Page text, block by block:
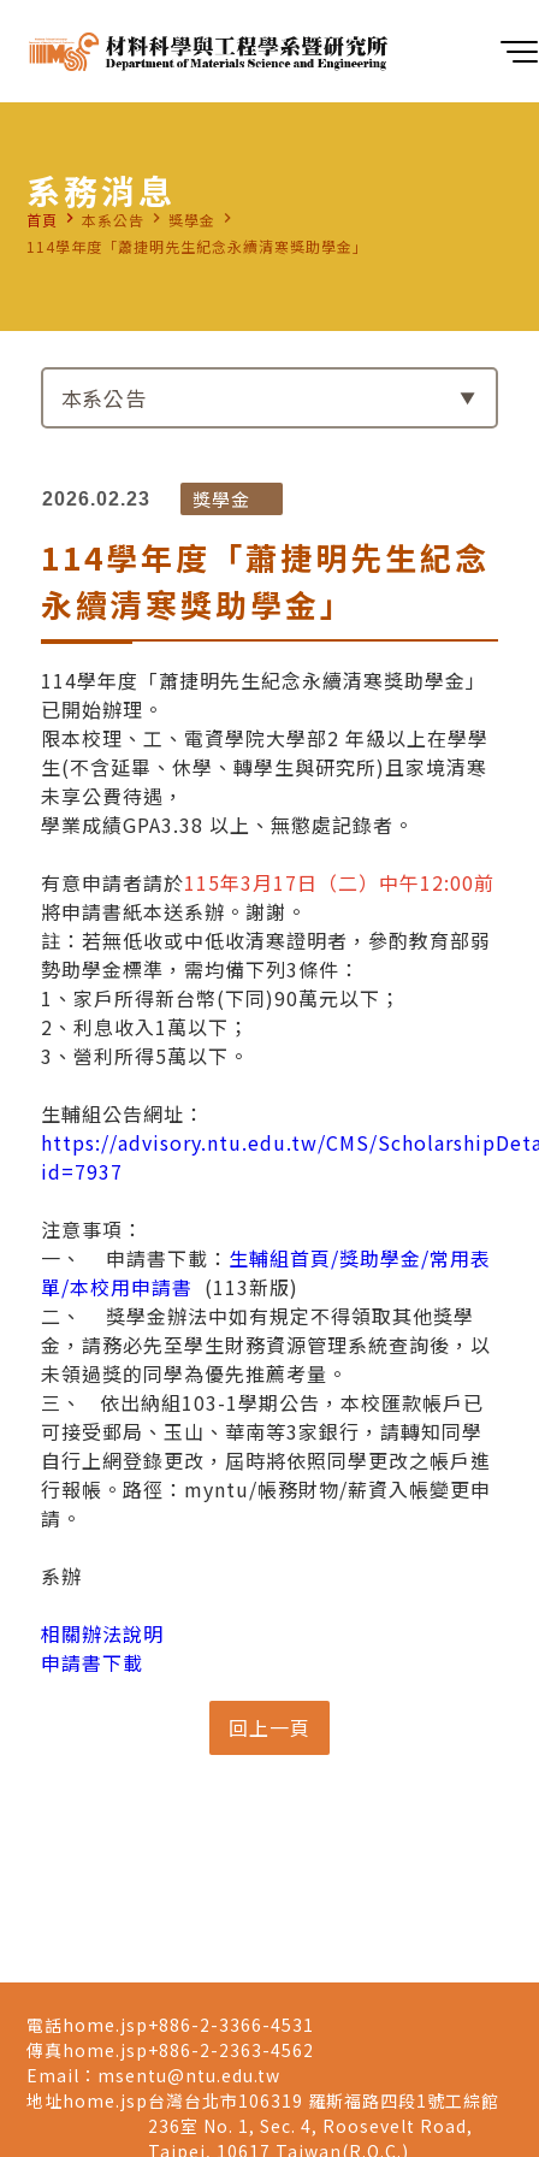
系務消息
首頁 navigate_next 本系公告 navigate_next 獎學金 navigate_next
114學年度「蕭捷明先生紀念永續清寒獎助學金」
本系公告
2026.02.23 獎學金
114學年度「蕭捷明先生紀念
永續清寒獎助學金」
114學年度「蕭捷明先生紀念永續清寒獎助學金」
已開始辦理。
限本校理、工、電資學院大學部2 年級以上在學學
生(不含延畢、休學、轉學生與研究所)且家境清寒
未享公費待遇，
學業成績GPA3.38 以上、無懲處記錄者。
有意申請者請於115年3月17日（二）中午12:00前
將申請書紙本送系辦。謝謝。
註：若無低收或中低收清寒證明者，參酌教育部弱
勢助學金標準，需均備下列3條件：
1、家戶所得新台幣(下同)90萬元以下；
2、利息收入1萬以下；
3、營利所得5萬以下。
生輔組公告網址：
https://advisory.ntu.edu.tw/CMS/
id=7937
注意事項：
一、 申請書下載： 生輔組首頁/獎助學金/常用表
單/本校用申請書 (113新版)
二、 獎學金辦法中如有規定不得領取其他獎學
金，請務必先至學生財務資源管理系統查詢後，以
未領過獎的同學為優先推薦考量。
三、 依出納組103-1學期公告，本校匯款帳戶已
可接受郵局、玉山、華南等3家銀行，請轉知同學
自行上網登錄更改，屆時將依照同學更改之帳戶進
行報帳。路徑：myntu/帳務財物/薪資入帳變更申
請。
系辦
相關辦法說明
申請書下載
電話home.jsp+886-2-3366-4531
傳真home.jsp+886-2-2363-4562
Email： msentu@ntu.edu.tw
地址home.jsp台灣台北市106319 羅斯福路四段1號工綜館
236室 No. 1, Sec. 4, Roosevelt Road,
Taipei, 10617 Taiwan(R.O.C.)